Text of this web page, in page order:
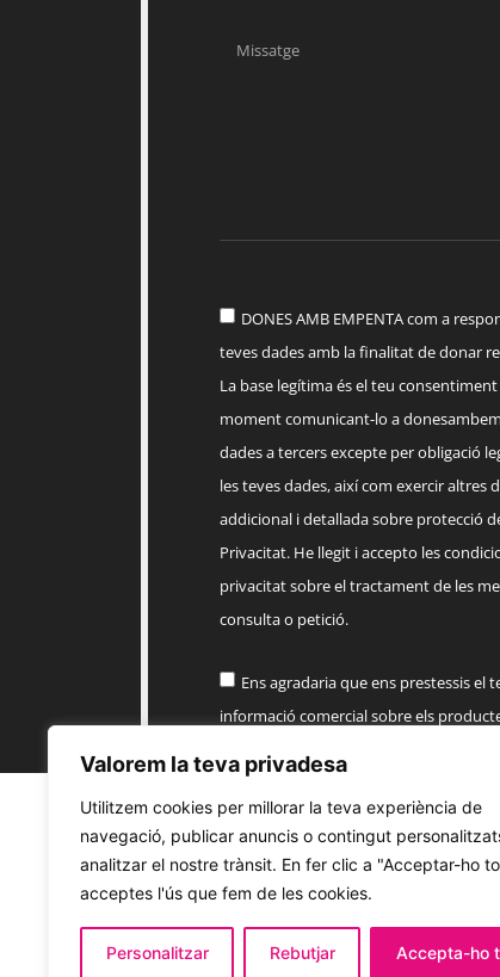
Valorem la teva privadesa
Utilitzem cookies per millorar la teva experiència de
navegació, publicar anuncis o contingut
analitzar el nostre trànsit. En fer clic a "Acceptar-ho
acceptes l'ús que fem de les cookies.
Personalitzar Rebutjar Accepta-ho
DONES AMB EMPENTA com a
teves dades amb la finalitat de donar
La base legítima és el teu
moment comunicant-lo a
dades a tercers excepte per obligació
les teves dades, així com exercir
addicional i detallada sobre protecció
Privacitat. He llegit i accepto les
privacitat sobre el tractament de les
consulta o petició.
Ens agradaria que ens prestessis
informació comercial sobre els
Enviar